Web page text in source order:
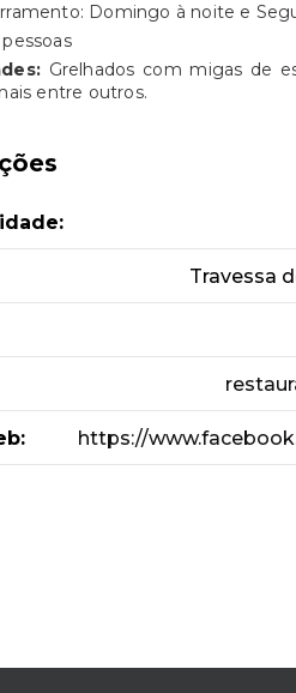
Domingo à noite e
Grelhados com migas de
entre outros.
Travessa
https://